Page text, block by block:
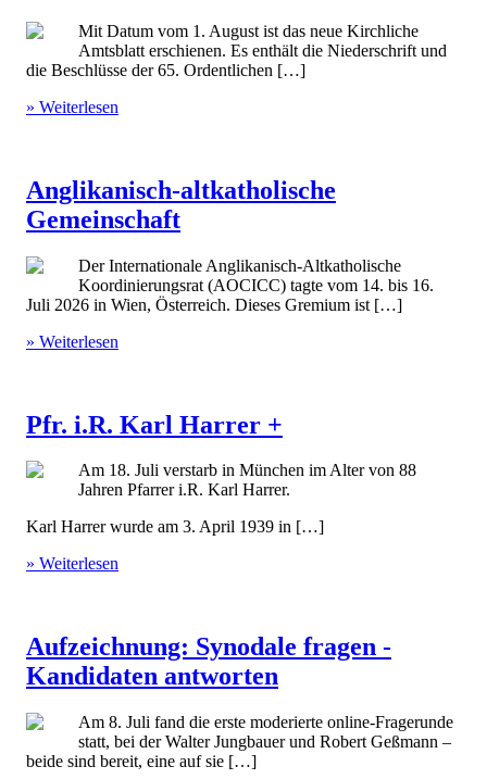
Mit Datum vom 1. August ist das neue Kirchliche
Amtsblatt erschienen. Es enthält die Niederschrift und
die Beschlüsse der 65. Ordentlichen […]
» Weiterlesen
Anglikanisch-altkatholische
Gemeinschaft
Der Internationale Anglikanisch-Altkatholische
Koordinierungsrat (AOCICC) tagte vom 14. bis 16.
Juli 2026 in Wien, Österreich. Dieses Gremium ist […]
» Weiterlesen
Pfr. i.R. Karl Harrer +
Am 18. Juli verstarb in München im Alter von 88
Jahren Pfarrer i.R. Karl Harrer.
Karl Harrer wurde am 3. April 1939 in […]
» Weiterlesen
Aufzeichnung: Synodale fragen -
Kandidaten antworten
Am 8. Juli fand die erste moderierte online-Fragerunde
statt, bei der Walter Jungbauer und Robert Geßmann –
beide sind bereit, eine auf sie […]